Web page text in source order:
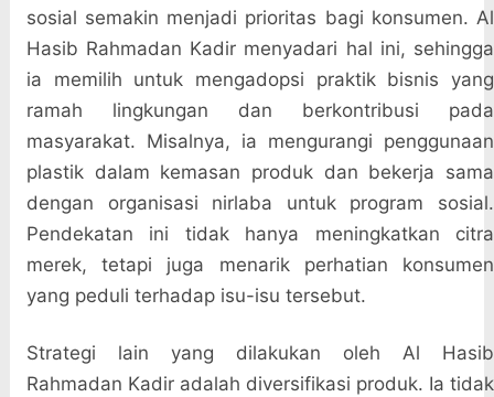
sosial semakin menjadi prioritas bagi konsumen. Al
Hasib Rahmadan Kadir menyadari hal ini, sehingga
ia memilih untuk mengadopsi praktik bisnis yang
ramah lingkungan dan berkontribusi pada
masyarakat. Misalnya, ia mengurangi penggunaan
plastik dalam kemasan produk dan bekerja sama
dengan organisasi nirlaba untuk program sosial.
Pendekatan ini tidak hanya meningkatkan citra
merek, tetapi juga menarik perhatian konsumen
yang peduli terhadap isu-isu tersebut.
Strategi lain yang dilakukan oleh Al Hasib
Rahmadan Kadir adalah diversifikasi produk. Ia tidak